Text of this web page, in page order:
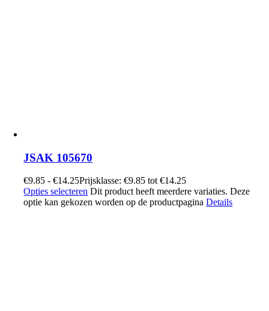
JSAK 105670
€9.85 - €14.25Prijsklasse: €9.85 tot €14.25
Opties selecteren Dit product heeft meerdere variaties. Deze
optie kan gekozen worden op de productpaginaDetails